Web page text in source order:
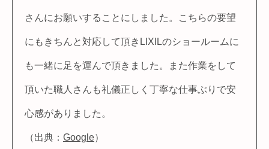
さんにお願いすることにしました。こちらの要望
にもきちんと対応して頂きLIXILのショールームに
も一緒に足を運んで頂きました。また作業をして
頂いた職人さんも礼儀正しく丁寧な仕事ぶりで安
心感がありました。
（出典： Google）